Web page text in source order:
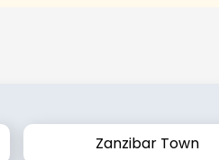
Zanzibar Town